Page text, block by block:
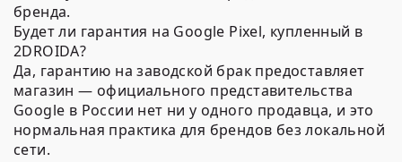
бренда.
Будет ли гарантия на Google Pixel, купленный в
2DROIDA?
Да, гарантию на заводской брак предоставляет
магазин — официального представительства
Google в России нет ни у одного продавца, и это
нормальная практика для брендов без локальной
сети.